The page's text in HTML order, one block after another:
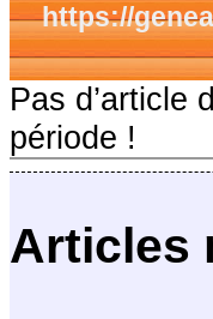
https://
Articles
Pas d’article
période !